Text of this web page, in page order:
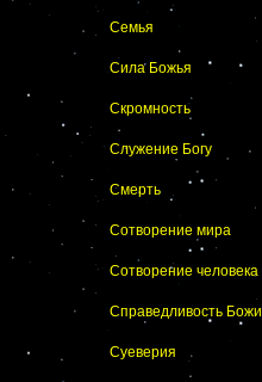
Семья
Сила Божья
Скромность
Служение Богу
Смерть
Сотворение мира
Сотворение человека
Справедливость
Суеверия